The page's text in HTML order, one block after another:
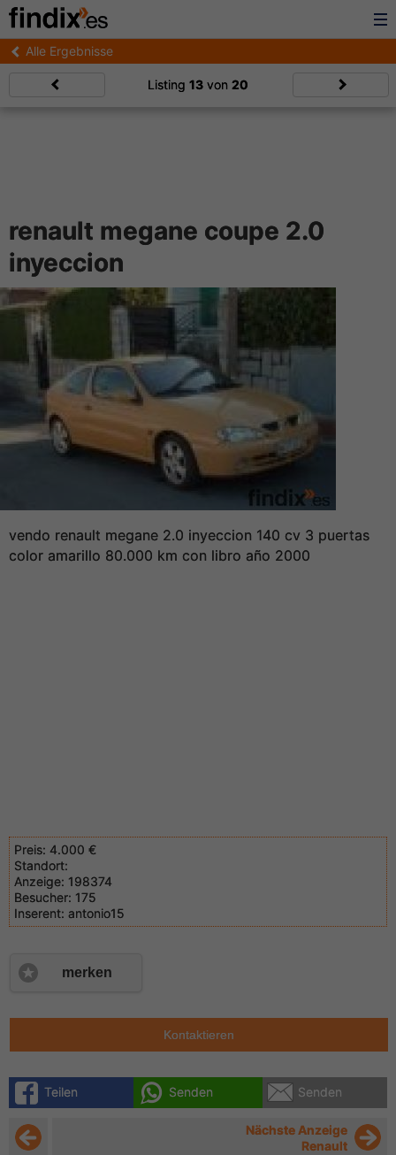
Alle Ergebnisse
Listing 13 von 20
renault megane coupe 2.0
inyeccion
vendo renault megane 2.0 inyeccion 140 cv 3 puertas
color amarillo 80.000 km con libro año 2000
Preis: 4.000 €
Standort:
Anzeige: 198374
Besucher: 175
Inserent: antonio15
merken
Kontaktieren
Teilen Senden Senden
Nächste Anzeige
Renault